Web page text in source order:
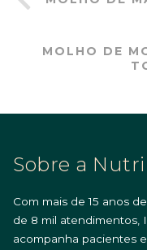
MOLHO DE
Sobre a Nutri
Com mais de 15 anos
de 8 mil atendimentos,
acompanha pacientes